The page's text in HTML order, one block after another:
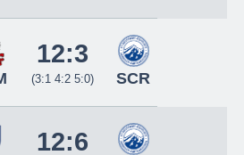
12:3
(3:1 4:2 5:0) SCR
12:6